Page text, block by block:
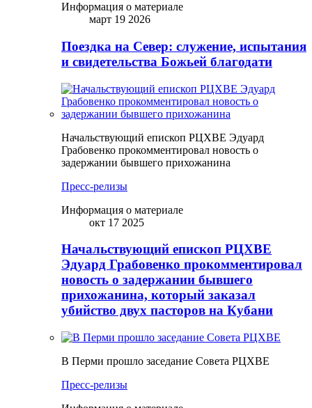
Информация о материале
март 19 2026
Поездка на Север: служение, испытания
и свидетельства Божьей благодати
Начальствующий епископ РЦХВЕ Эдуард
Грабовенко прокомментировал новость о
задержании бывшего прихожанина
Пресс-релизы
Информация о материале
окт 17 2025
Начальствующий епископ РЦХВЕ
Эдуард Грабовенко прокомментировал
новость о задержании бывшего
прихожанина, который заказал
убийство двух пасторов на Кубани
В Перми прошло заседание Совета РЦХВЕ
Пресс-релизы